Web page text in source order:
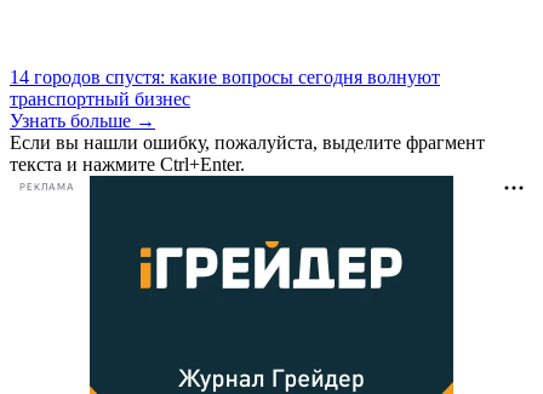
14 городов спустя: какие вопросы сегодня волнуют
транспортный бизнес
Узнать больше →
Если вы нашли ошибку, пожалуйста, выделите фрагмент
текста и нажмите Ctrl+Enter.
РЕКЛАМА